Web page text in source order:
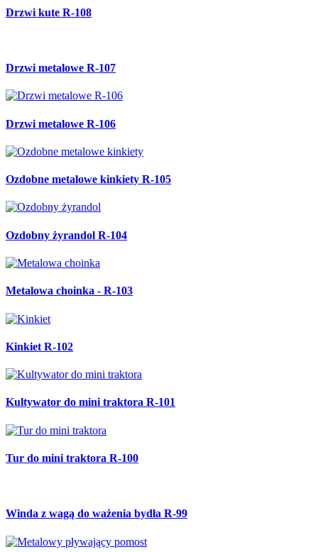
Drzwi kute R-108
Drzwi metalowe R-107
Drzwi metalowe R-106
Ozdobne metalowe kinkiety R-105
Ozdobny żyrandol R-104
Metalowa choinka - R-103
Kinkiet R-102
Kultywator do mini traktora R-101
Tur do mini traktora R-100
Winda z wagą do ważenia bydła R-99